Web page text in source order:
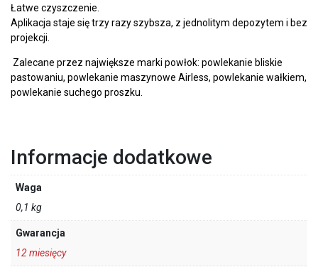
Łatwe czyszczenie.
Aplikacja staje się trzy razy szybsza, z jednolitym depozytem i bez
projekcji.
Zalecane przez największe marki powłok: powlekanie bliskie
pastowaniu, powlekanie maszynowe Airless, powlekanie wałkiem,
powlekanie suchego proszku.
Informacje dodatkowe
Waga
0,1 kg
Gwarancja
12 miesięcy